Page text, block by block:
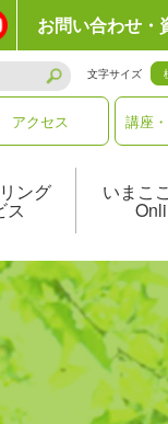
お問い合わせ・
文字サイズ
アクセス 講座
ング
ス
いまこ